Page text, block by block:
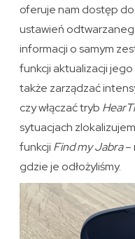
oferuje nam dostęp
ustawień
informacji o samym
funkcji aktualizacji
także zarządzać
czy włączać tryb
sytuacjach
funkcji Find my Jabra–
gdzie je odłożyliśmy.